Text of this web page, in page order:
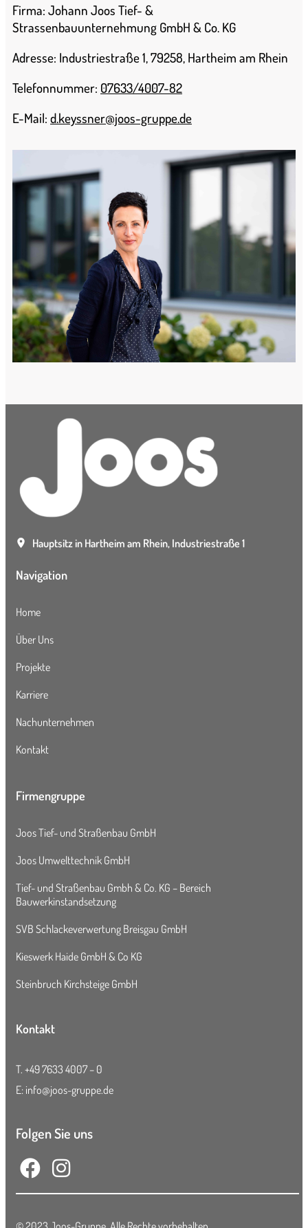
Firma: Johann Joos Tief- &
Strassenbauunternehmung GmbH & Co. KG
Adresse: Industriestraße 1, 79258, Hartheim am Rhein
Telefonnummer: 07633/4007-82
E-Mail: d.keyssner@joos-gruppe.de
Hauptsitz in Hartheim am Rhein, Industriestraße 1
Navigation
Home
Über Uns
Projekte
Karriere
Nachunternehmen
Kontakt
Firmengruppe
Joos Tief- und Straßenbau GmbH
Joos Umwelttechnik GmbH
Tief- und Straßenbau Gmbh & Co. KG – Bereich
Bauwerkinstandsetzung
SVB Schlackeverwertung Breisgau GmbH
Kieswerk Haide GmbH & Co KG
Steinbruch Kirchsteige GmbH
Kontakt
T. +49 7633 4007 – 0
E: info@joos-gruppe.de
Folgen Sie uns